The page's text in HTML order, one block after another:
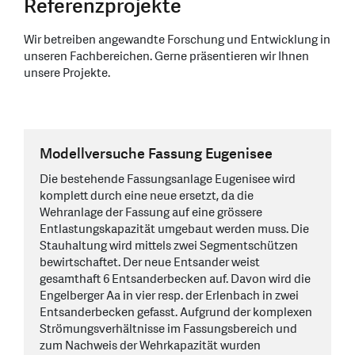
Referenzprojekte
Wir betreiben angewandte Forschung und Entwicklung in
unseren Fachbereichen. Gerne präsentieren wir Ihnen
unsere Projekte.
Modellversuche Fassung Eugenisee
Die bestehende Fassungsanlage Eugenisee wird
komplett durch eine neue ersetzt, da die
Wehranlage der Fassung auf eine grössere
Entlastungskapazität umgebaut werden muss. Die
Stauhaltung wird mittels zwei Segmentschützen
bewirtschaftet. Der neue Entsander weist
gesamthaft 6 Entsanderbecken auf. Davon wird die
Engelberger Aa in vier resp. der Erlenbach in zwei
Entsanderbecken gefasst. Aufgrund der komplexen
Strömungsverhältnisse im Fassungsbereich und
zum Nachweis der Wehrkapazität wurden